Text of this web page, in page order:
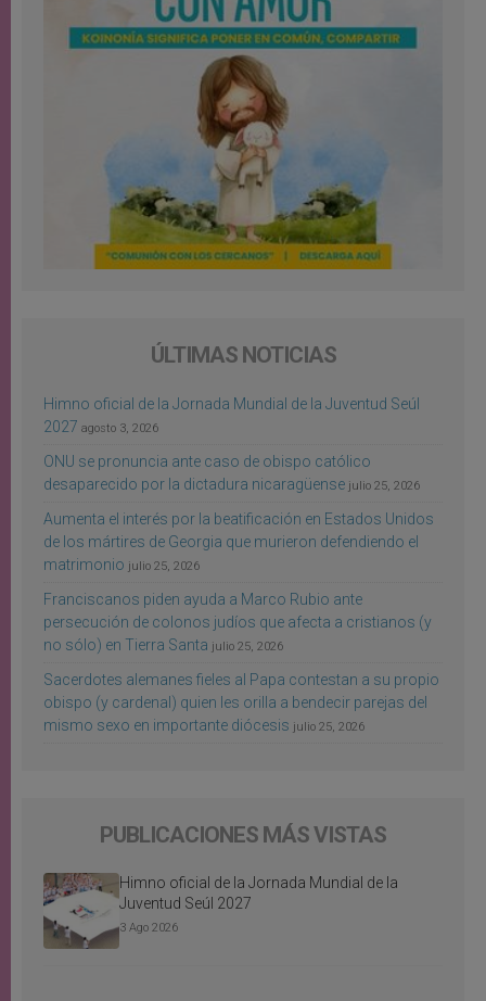
ÚLTIMAS NOTICIAS
Himno oficial de la Jornada Mundial de la Juventud Seúl
2027 agosto 3, 2026
ONU se pronuncia ante caso de obispo católico
desaparecido por la dictadura nicaragüense julio 25, 2026
Aumenta el interés por la beatificación en Estados Unidos
de los mártires de Georgia que murieron defendiendo el
matrimonio julio 25, 2026
Franciscanos piden ayuda a Marco Rubio ante
persecución de colonos judíos que afecta a cristianos (y
no sólo) en Tierra Santa julio 25, 2026
Sacerdotes alemanes fieles al Papa contestan a su propio
obispo (y cardenal) quien les orilla a bendecir parejas del
mismo sexo en importante diócesis julio 25, 2026
PUBLICACIONES MÁS VISTAS
Himno oficial de la Jornada Mundial de la
Juventud Seúl 2027
3 Ago 2026